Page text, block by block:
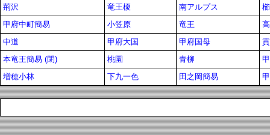
荊沢
竜王榎 南アルプス
甲府中町簡易
小笠原 竜王
中道
甲府大国 甲府国母
本竜王簡易 (閉)
桃園 青柳
増穂小林
下九一色 田之岡簡易